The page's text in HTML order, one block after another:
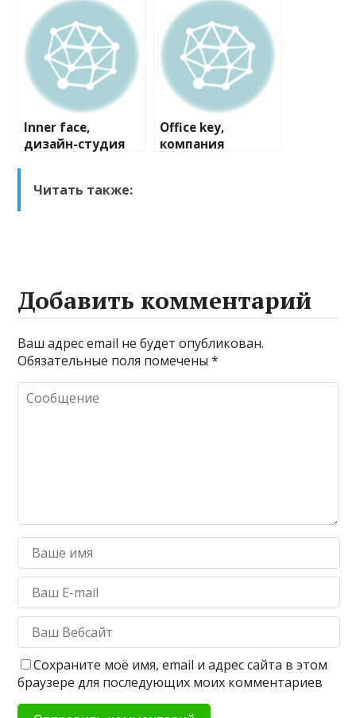
компания
Inner face,
дизайн-студия
Office key,
компания
Читать также:
Добавить комментарий
Ваш адрес email не будет опубликован.
Обязательные поля помечены*
Сохраните моё имя, email и адрес сайта в этом
браузере для последующих моих комментариев